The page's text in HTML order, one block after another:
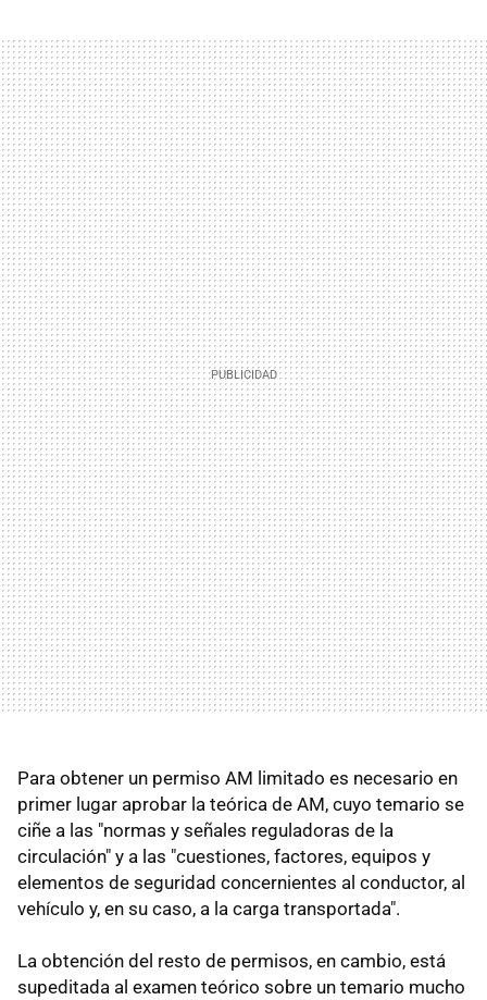
Para obtener un permiso AM limitado es necesario en
primer lugar aprobar la teórica de AM, cuyo temario se
ciñe a las "normas y señales reguladoras de la
circulación" y a las "cuestiones, factores, equipos y
elementos de seguridad concernientes al conductor, al
vehículo y, en su caso, a la carga transportada".
La obtención del resto de permisos, en cambio, está
supeditada al examen teórico sobre un temario mucho